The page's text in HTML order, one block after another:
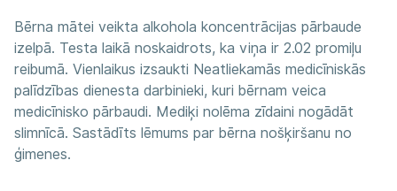
Bērna mātei veikta alkohola koncentrācijas pārbaude
izelpā. Testa laikā noskaidrots, ka viņa ir 2.02 promiļu
reibumā. Vienlaikus izsaukti Neatliekamās medicīniskās
palīdzības dienesta darbinieki, kuri bērnam veica
medicīnisko pārbaudi. Mediķi nolēma zīdaini nogādāt
slimnīcā. Sastādīts lēmums par bērna nošķiršanu no
ģimenes.